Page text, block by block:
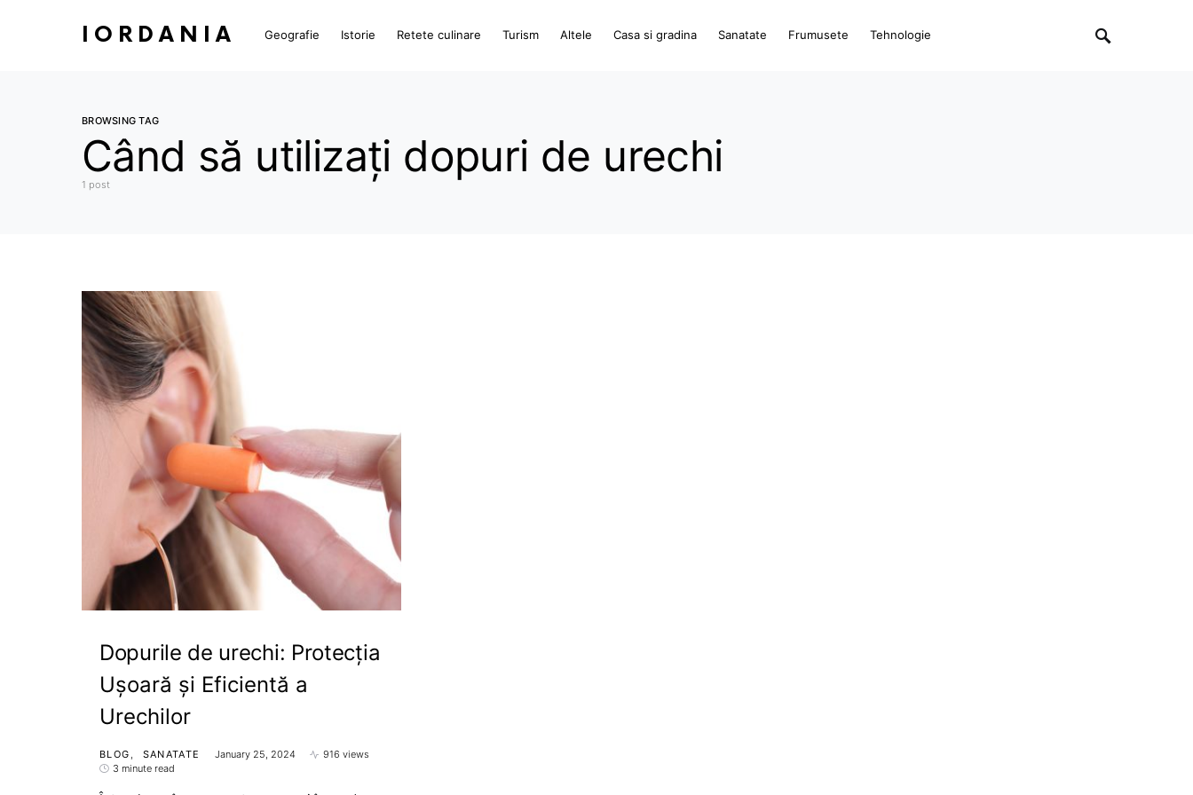
IORDANIA Geografie Istorie Retete culinare Turism Altele Casa si gradina Sanatate Frumusete Tehnologie
BROWSING TAG
Când să utilizați dopuri de urechi
1 post
Dopurile de urechi: Protecția
Ușoară și Eficientă a
Urechilor
BLOG SANATATE January 25, 2024
916 views
3 minute read